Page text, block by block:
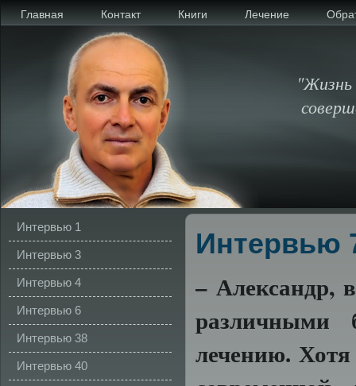
Главная Контакт Книги Лечение
Интервью 1
Интервью 3
Интервью 4
Интервью 6
Интервью 38
Интервью 40
Интервью
– Александр,
различными
лечению. Хотя